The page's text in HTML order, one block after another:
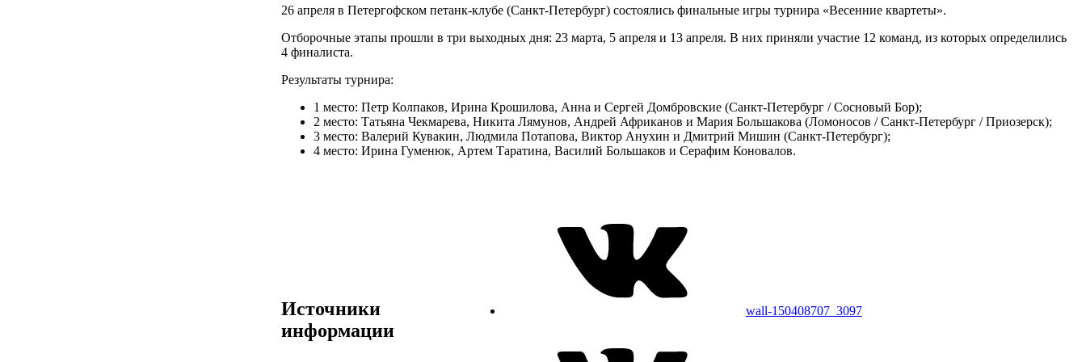
26 апреля в Петергофском петанк-клубе (Санкт-Петербург) состоялись финальные игры турнира «Весенние квартеты».
Отборочные этапы прошли в три выходных дня: 23 марта, 5 апреля и 13 апреля. В них приняли участие 12 команд, из которых определились
4 финалиста.
Результаты турнира:
1 место: Петр Колпаков, Ирина Крошилова, Анна и Сергей Домбровские (Санкт-Петербург / Сосновый Бор);
2 место: Татьяна Чекмарева, Никита Лямунов, Андрей Африканов и Мария Большакова (Ломоносов / Санкт-Петербург / Приозерск);
3 место: Валерий Кувакин, Людмила Потапова, Виктор Анухин и Дмитрий Мишин (Санкт-Петербург);
4 место: Ирина Гуменюк, Артем Таратина, Василий Большаков и Серафим Коновалов.
Источники
информации
wall-150408707_3097